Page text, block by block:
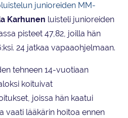
junioreiden MM-
Karhunen luisteli junioreiden
pisteet 47,82, joilla hän
24 jatkaa vapaaohjelmaan.
tehneen 14-vuotiaan
koituivat
joissa hän kaatui
vaati lääkärin hoitoa ennen